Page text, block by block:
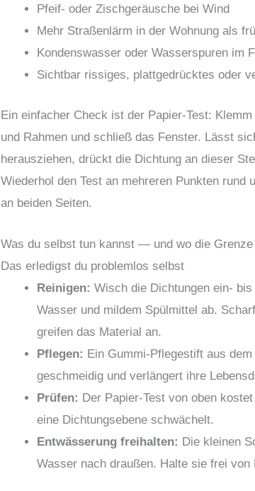
Pfeif- oder Zischgeräusche bei Wind
Mehr Straßenlärm in der Wohnung als
Kondenswasser oder Wasserspuren im
Sichtbar rissiges, plattgedrücktes oder
Ein einfacher Check ist der Papier-Test:
und Rahmen und schließ das Fenster. Lässt
herausziehen, drückt die Dichtung an dieser
Wiederhol den Test an mehreren Punkten
an beiden Seiten.
Was du selbst tun kannst — und wo die
Das erledigst du problemlos selbst
Reinigen: Wisch die Dichtungen ein-
Wasser und mildem Spülmittel ab.
greifen das Material an.
Pflegen: Ein Gummi-Pflegestift aus
geschmeidig und verlängert ihre
Prüfen: Der Papier-Test von oben
eine Dichtungsebene schwächelt.
Entwässerung freihalten: Die kleinen
Wasser nach draußen. Halte sie frei von